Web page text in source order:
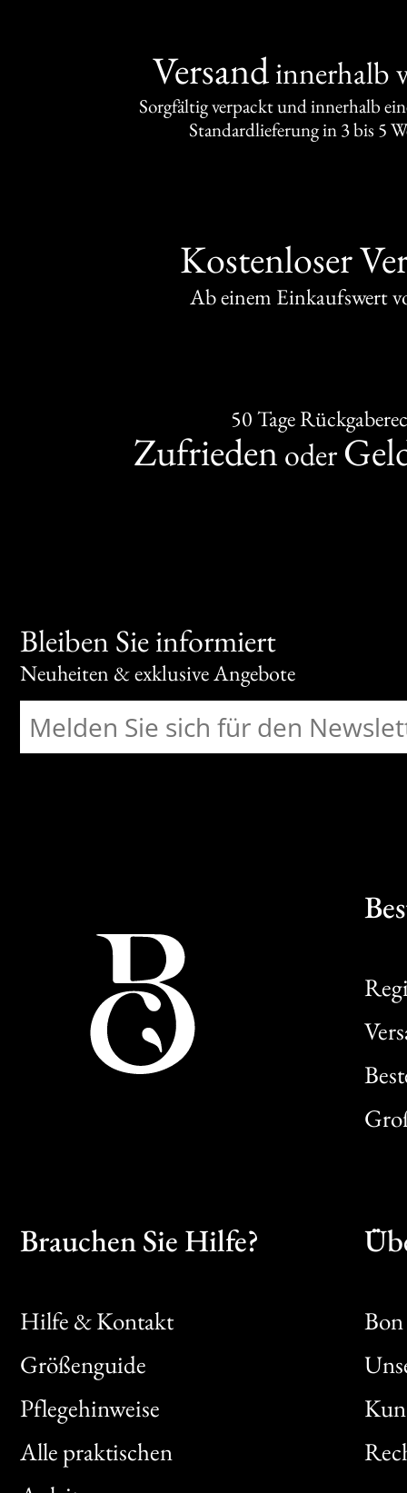
Versandinnerhalb
Sorgfältig verpackt und innerhalb
Standardlieferung in 3 bis 5
Kostenloser
Ab einem Einkaufswert
50 Tage
Zufrieden oder
Bleiben Sie informiert
Neuheiten & exklusive Angebote
Brauchen Sie Hilfe?
Hilfe & Kontakt
Größenguide
Pflegehinweise
Alle praktischen
Bon
Clic